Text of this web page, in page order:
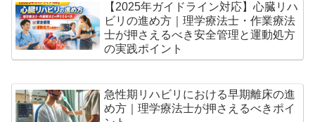
【2025年ガイドライン対応】心臓リハ
ビリの進め方｜理学療法士・作業療法
士が押さえるべき安全管理と運動処方
の実践ポイント
急性期リハビリにおける早期離床の進
め方｜理学療法士が押さえるべきポイ